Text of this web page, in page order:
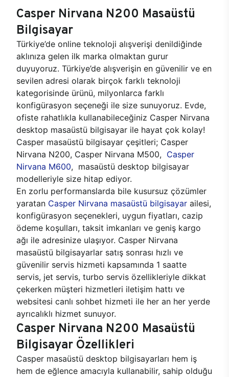
Casper Nirvana N200 Masaüstü
Bilgisayar
Türkiye’de online teknoloji alışverişi denildiğinde
aklınıza gelen ilk marka olmaktan gurur
duyuyoruz. Türkiye’de alışverişin en güvenilir ve en
sevilen adresi olarak birçok farklı teknoloji
kategorisinde ürünü, milyonlarca farklı
konfigürasyon seçeneği ile size sunuyoruz. Evde,
ofiste rahatlıkla kullanabileceğiniz Casper Nirvana
desktop masaüstü bilgisayar ile hayat çok kolay!
Casper masaüstü bilgisayar çeşitleri; Casper
Nirvana N200, Casper Nirvana M500, Casper
Nirvana M600, masaüstü desktop bilgisayar
modelleriyle size hitap ediyor.
En zorlu performanslarda bile kusursuz çözümler
yaratan Casper Nirvana masaüstü bilgisayar ailesi,
konfigürasyon seçenekleri, uygun fiyatları, cazip
ödeme koşulları, taksit imkanları ve geniş kargo
ağı ile adresinize ulaşıyor. Casper Nirvana
masaüstü bilgisayarlar satış sonrası hızlı ve
güvenilir servis hizmeti kapsamında 1 saatte
servis, jet servis, turbo servis özellikleriyle dikkat
çekerken müşteri hizmetleri iletişim hattı ve
websitesi canlı sohbet hizmeti ile her an her yerde
ayrıcalıklı hizmet sunuyor.
Casper Nirvana N200 Masaüstü
Bilgisayar Özellikleri
Casper masaüstü desktop bilgisayarları hem iş
hem de eğlence amacıyla kullanabilir, sahip olduğu